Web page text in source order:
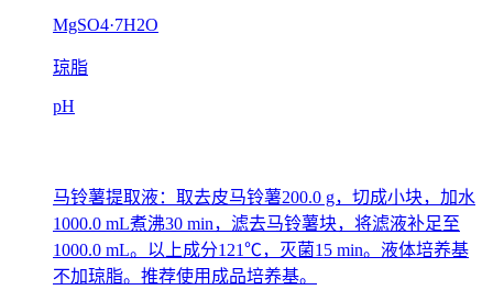
MgSO4·7H2O
琼脂
pH
马铃薯提取液：取去皮马铃薯200.0 g，切成小块，加水
1000.0 mL煮沸30 min，滤去马铃薯块，将滤液补足至
1000.0 mL。以上成分121℃，灭菌15 min。液体培养基
不加琼脂。推荐使用成品培养基。